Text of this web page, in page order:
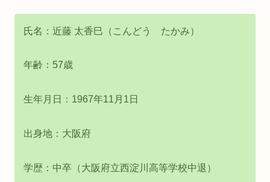
氏名：近藤 太香巳（こんどう たかみ）
年齢：57歳
生年月日：1967年11月1日
出身地：大阪府
学歴：中卒（大阪府立西淀川高等学校中退）